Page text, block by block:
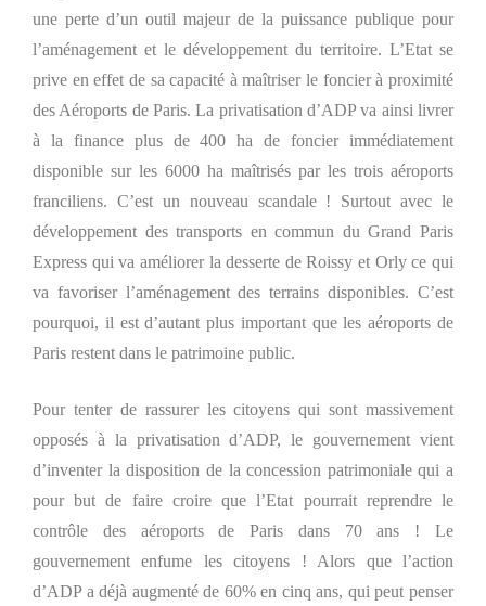
une perte d’un outil majeur de la puissance publique pour
l’aménagement et le développement du territoire. L’Etat se
prive en effet de sa capacité à maîtriser le foncier à proximité
des Aéroports de Paris. La privatisation d’ADP va ainsi livrer
à la finance plus de 400 ha de foncier immédiatement
disponible sur les 6000 ha maîtrisés par les trois aéroports
franciliens. C’est un nouveau scandale ! Surtout avec le
développement des transports en commun du Grand Paris
Express qui va améliorer la desserte de Roissy et Orly ce qui
va favoriser l’aménagement des terrains disponibles. C’est
pourquoi, il est d’autant plus important que les aéroports de
Paris restent dans le patrimoine public.
Pour tenter de rassurer les citoyens qui sont massivement
opposés à la privatisation d’ADP, le gouvernement vient
d’inventer la disposition de la concession patrimoniale qui a
pour but de faire croire que l’Etat pourrait reprendre le
contrôle des aéroports de Paris dans 70 ans ! Le
gouvernement enfume les citoyens ! Alors que l’action
d’ADP a déjà augmenté de 60% en cinq ans, qui peut penser